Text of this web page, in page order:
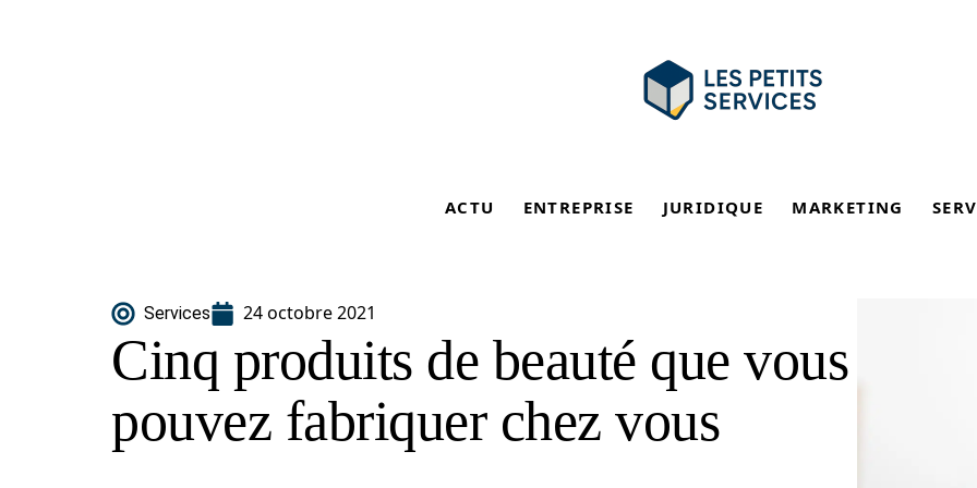
ACTU ENTREPRISE JURIDIQUE MARKETING
Services 24 octobre 2021
Cinq produits de beauté que vous
pouvez fabriquer chez vous